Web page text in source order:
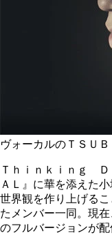
ヴォーカルのＴＳＵＢ
Ｔｈｉｎｋｉｎｇ Ｄ
ＡＬ』に華を添えた
世界観を作り上げる
たメンバー一同。現
のフルバージョンが